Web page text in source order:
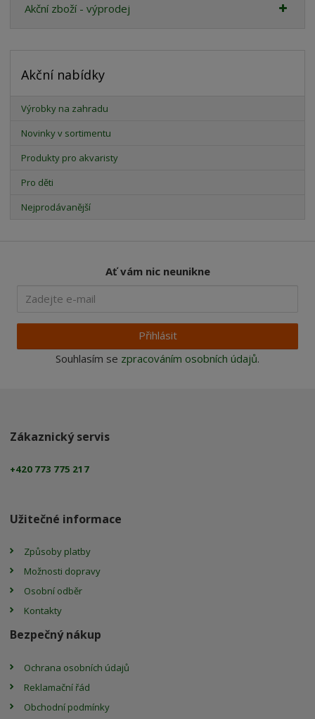
Akční zboží - výprodej
Akční nabídky
Výrobky na zahradu
Novinky v sortimentu
Produkty pro akvaristy
Pro děti
Nejprodávanější
Ať vám nic neunikne
Přihlásit
Souhlasím se zpracováním osobních údajů.
Zákaznický servis
+420 773 775 217
Užitečné informace
Způsoby platby
Možnosti dopravy
Osobní odběr
Kontakty
Bezpečný nákup
Ochrana osobních údajů
Reklamační řád
Obchodní podmínky